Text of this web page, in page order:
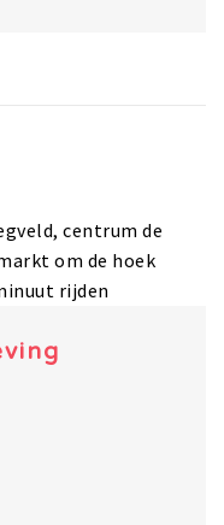
centrum de
om de hoek
rijden